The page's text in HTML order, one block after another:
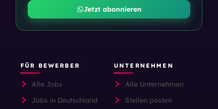
Jetzt abonnieren
FÜR BEWERBER
Alle Jobs
Jobs in Deutschland
UNTERNEHMEN
Alle Unternehmen
Stellen posten